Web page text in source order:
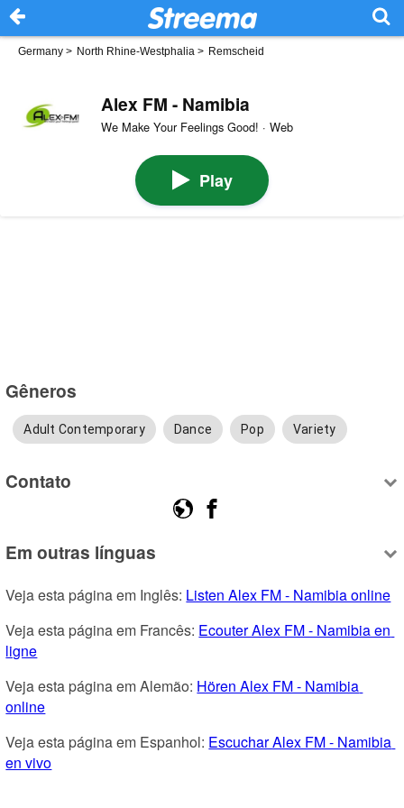
Germany > North Rhine-Westphalia > Remscheid
Alex FM - Namibia
We Make Your Feelings Good! · Web
Play
Gêneros
Adult Contemporary Dance Pop Variety
Contato
Em outras línguas
Veja esta página em Inglês: Listen Alex FM - Namibia online
Veja esta página em Francês: Ecouter Alex FM - Namibia en
ligne
Veja esta página em Alemão: Hören Alex FM - Namibia
online
Veja esta página em Espanhol: Escuchar Alex FM - Namibia
en vivo